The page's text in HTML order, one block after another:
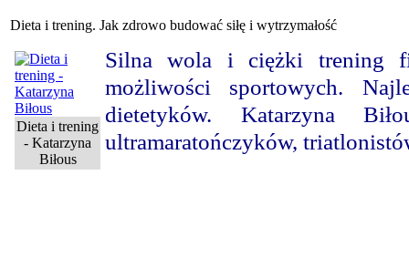
Dieta i trening. Jak zdrowo budować siłę i wytrzymałość
Dieta i trening
- Katarzyna
Biłous
Silna wola i ciężki trening
możliwości sportowych.
dietetyków. Katarzyna
ultramaratończyków,